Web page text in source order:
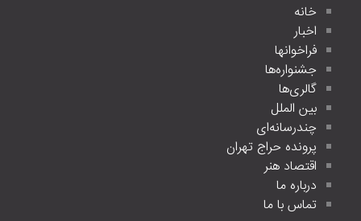
خانه
اخبار
فراخوانها
جشنواره‌ها
گالری‌ها
بین الملل
چندرسانه‌ای
پرونده حراج تهران
اقتصاد هنر
درباره ما
تماس با ما